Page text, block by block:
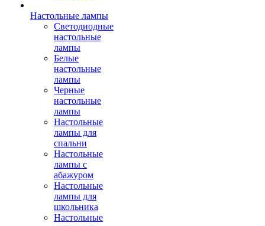
Настольные лампы
Светодиодные
настольные
лампы
Белые
настольные
лампы
Черные
настольные
лампы
Настольные
лампы для
спальни
Настольные
лампы с
абажуром
Настольные
лампы для
школьника
Настольные